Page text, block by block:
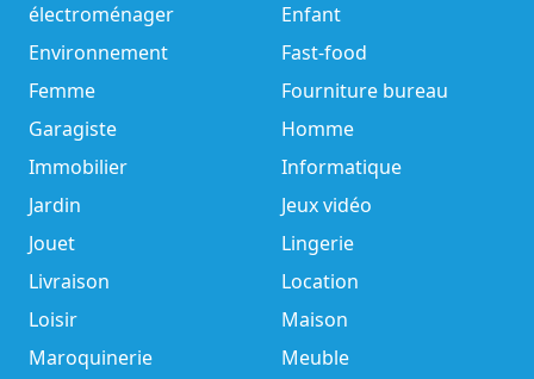
électroménager
Enfant
Environnement
Fast-food
Femme
Fourniture bureau
Garagiste
Homme
Immobilier
Informatique
Jardin
Jeux vidéo
Jouet
Lingerie
Livraison
Location
Loisir
Maison
Maroquinerie
Meuble